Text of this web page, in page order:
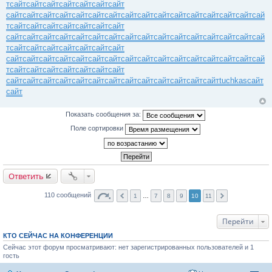
тсайтсайтсайтсайтсайтсайтсайт
сайтсайтсайтсайтсайтсайтсайтсайтсайтсайтсайтсайтсайтсайтсайтсай
тсайтсайтсайтсайтсайтсайтсайт
сайтсайтсайтсайтсайтсайтсайтсайтсайтсайтсайтсайтсайтсайтсайтсай
тсайтсайтсайтсайтсайтсайтсайт
сайтсайтсайтсайтсайтсайтсайтсайтсайтсайтсайтсайтсайтсайтсайтсай
тсайтсайтсайтсайтсайтсайтсайт
сайтсайтсайтсайтсайтсайтсайтсайтсайтсайтсайтсайтсайтtuchkasсайт
сайт
Показать сообщения за:
Поле сортировки
Ответить
110 сообщений 1 7 8 9 10 11
Перейти
КТО СЕЙЧАС НА КОНФЕРЕНЦИИ
Сейчас этот форум просматривают: нет зарегистрированных пользователей и 1
гость